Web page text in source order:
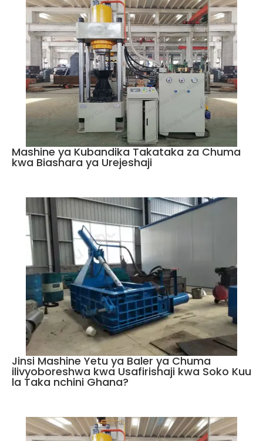
Mashine ya Kubandika Takataka za Chuma
kwa Biashara ya Urejeshaji
Jinsi Mashine Yetu ya Baler ya Chuma
ilivyoboreshwa kwa Usafirishaji kwa Soko Kuu
la Taka nchini Ghana?